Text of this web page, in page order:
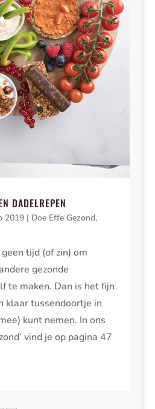
DADELREPEN
2019| Doe Effe Gezond,
tijd (of zin) om
gezonde
te maken. Dan is het fijn
klaar tussendoortje in
kunt nemen. In ons
vind je op pagina 47